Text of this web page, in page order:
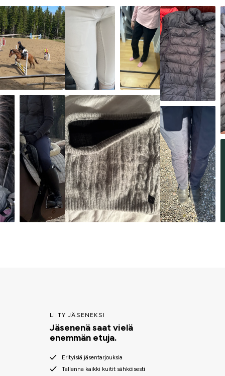
LIITY JÄSENEKSI
Jäsenenä saat vielä
enemmän etuja.
Erityisiä jäsentarjouksia
Tallenna kaikki kuitit sähköisesti